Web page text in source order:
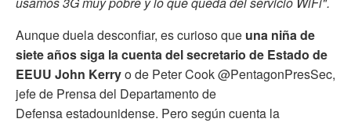
Aunque duela desconfiar, es curioso que una niña de
siete años siga la cuenta del secretario de Estado de
EEUU John Kerryo de Peter Cook @PentagonPresSec,
jefe de Prensa del Departamento de
Defensa estadounidense. Pero según cuenta la